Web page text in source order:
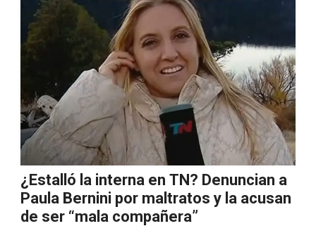
¿Estalló la interna en TN? Denuncian a
Paula Bernini por maltratos y la acusan
de ser “mala compañera”